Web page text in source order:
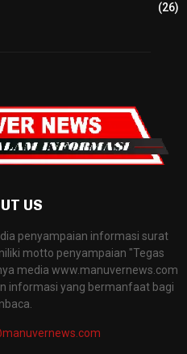
(26)
US
penyampaian informasi surat
motto penyampaian "Tegas
media www.manuvernews.com
informasi yang bermanfaat bagi